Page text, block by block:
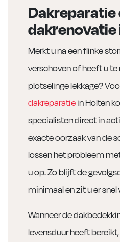
Dakreparatie
dakrenovatie
Merkt u na een flinke
verschoven of heeft u
plotselinge lekkage?
dakreparatiein Holten
specialisten direct in
exacte oorzaak van de
lossen het probleem
u op. Zo blijft de
minimaal en zit u er
Wanneer de
levensduur heeft